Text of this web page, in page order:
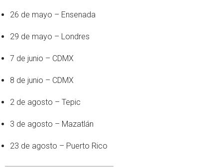
26 de mayo – Ensenada
29 de mayo – Londres
7 de junio – CDMX
8 de junio – CDMX
2 de agosto – Tepic
3 de agosto – Mazatlán
23 de agosto – Puerto Rico